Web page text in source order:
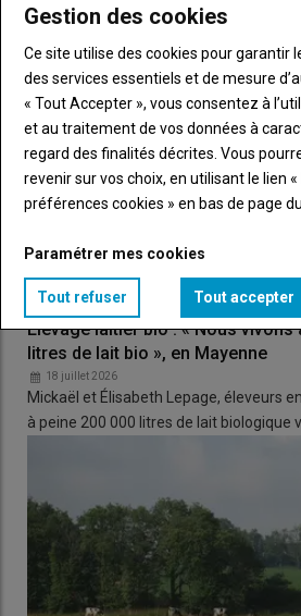
Une erreur fréquente est de chercher
bâtiment en effectif. Or, si l’objectif est
termes de production, leconfortdoit
faut viser au moins unelogette par
retirer quelques logettes pour caser le
village » devant la stalle ne s’avère pas
calcul. Si tel est le cas, une alternative
accepter de réduire quelque peu l’
2 Veiller à un accès
limitant
d’
par vache, répartis de
bâtiment. Concrètement, cela signifie
vaches doit disposer de 12 mètres
point d’eau en sortie de traite est
abreuvoirs à niveau constant. Si des
Élevage laitier bio : « Nous vivons
litres de lait bio », en Mayenne
18 juillet 2026
Mickaël et Élisabeth Lepage, éleveurs
à peine 200 000 litres de lait biologique
Gestion des cookies
Ce site utilise des cookies pour garantir
des services essentiels et de mesure
« Tout Accepter », vous consentez à
et au traitement de vos données à
regard des finalités décrites. Vous
revenir sur vos choix, en utilisant le lien
préférences cookies » en bas de page
Paramétrer mes cookies
Tout refuser Tout accepter